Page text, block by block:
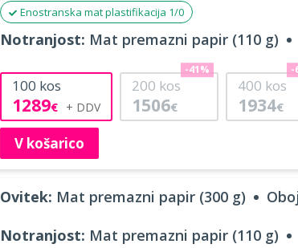
Enostranska mat plastifikacija 1/0
Notranjost: Mat premazni papir (110 g)
100 kos
1289€
200 kos
1506€
-41%
400 kos
1934€
-
V košarico
Ovitek: Mat premazni papir (300 g)
Notranjost: Mat premazni papir (110 g)